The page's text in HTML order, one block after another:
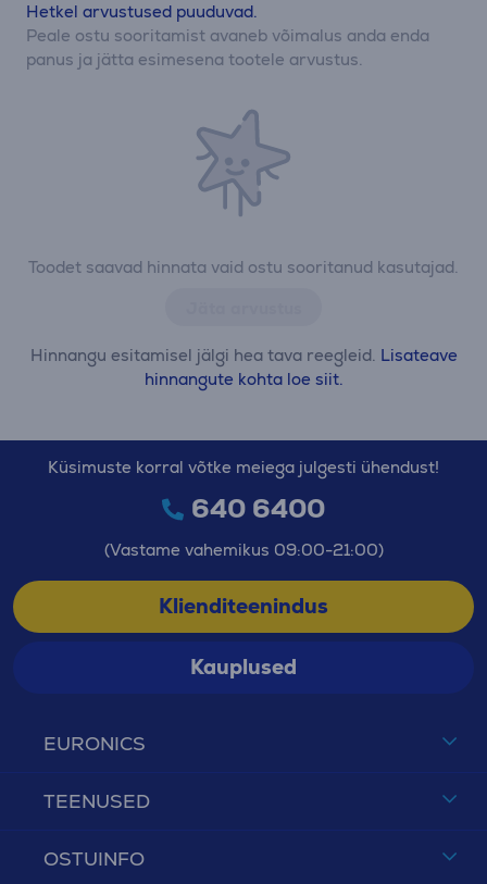
Toodet saavad hinnata vaid ostu sooritanud kasutajad.
Hinnangu esitamisel jälgi hea tava reegleid. Lisateave
hinnangute kohta loe siit.
Hetkel arvustused puuduvad.
Peale ostu sooritamist avaneb võimalus anda enda
panus ja jätta esimesena tootele arvustus.
EURONICS
TEENUSED
OSTUINFO
Küsimuste korral võtke meiega julgesti ühendust!
640 6400
(Vastame vahemikus 09:00-21:00)
Klienditeenindus
Kauplused